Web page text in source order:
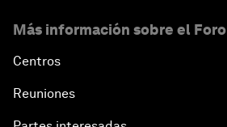
Más información sobre el Foro
Centros
Reuniones